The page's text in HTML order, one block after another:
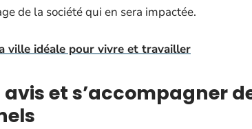
de la société qui en sera impactée.
ville idéale pour vivre et travailler
avis et s’accompagner